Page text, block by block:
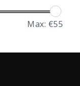
Max: €55